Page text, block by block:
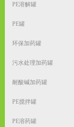
PE溶解罐
PE罐
环保加药罐
污水处理加药罐
耐酸碱加药罐
PE搅拌罐
PE溶药罐